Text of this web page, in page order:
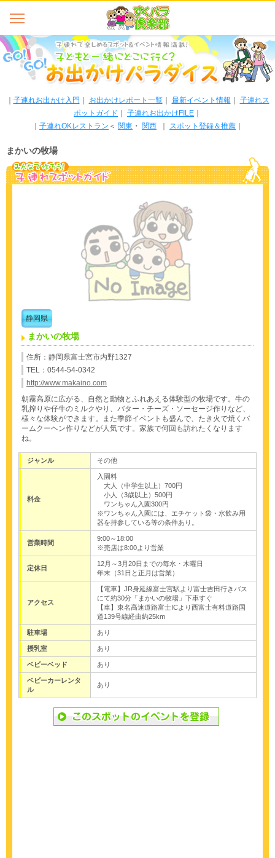
子連れお出かけ入門 お出かけレポート一覧｜ 最新イベント情報
子連れス
ポットガイド
子連れお出かけFILE
子連れOKレストラン ＜ 関東 ・ 関西 スポット登録＆推薦
まかいの牧場
静岡県
まかいの牧場
住所：静岡県富士宮市内野1327
TEL：0544-54-0342
http://www.makaino.com
朝霧高原に広がる、自然と動物とふれあえる体験型の牧場です。牛の
乳搾りや仔牛のミルクやり、バター・チーズ・ソーセージ作りなど、
様々な体験ができます。また季節イベントも盛んで、たき火で焼くバ
ームクーヘン作りなどが人気です。家族で何回も訪れたくなります
ね。
ジャンル その他
料金
入園料
大人（中学生以上）700円
小人（3歳以上）500円
ワンちゃん入園300円
※ワンちゃん入園には、エチケット袋・水飲み用
器を持参している等の条件あり。
営業時間
9:00～18:00
※売店は8:00より営業
定休日
12月～3月20日までの毎水・木曜日
年末（31日と正月は営業）
アクセス
【電車】JR身延線富士宮駅より富士吉田行きバス
にて約30分「まかいの牧場」下車すぐ
【車】東名高速道路富士ICより西富士有料道路国
道139号線経由約25km
駐車場 あり
授乳室 あり
ベビーベッド あり
ベビーカーレンタ
ル
あり